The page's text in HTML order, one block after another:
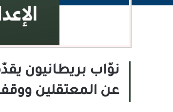
نوّاب بريطانيون
عن المعتقلين